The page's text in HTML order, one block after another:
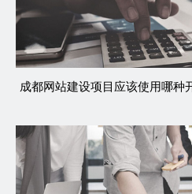
成都网站建设项目应该使用哪种